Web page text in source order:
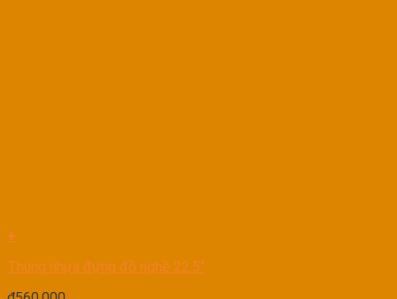
+
Thùng nhựa đựng đồ nghề 22.5″